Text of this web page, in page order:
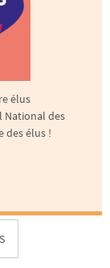
élus
National des
des élus !